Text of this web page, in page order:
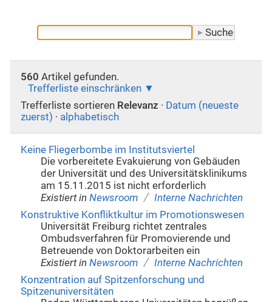
560 Artikel gefunden.
Trefferliste einschränken
Trefferliste sortieren Relevanz · Datum (neueste
zuerst) · alphabetisch
Keine Fliegerbombe im Institutsviertel
Die vorbereitete Evakuierung von Gebäuden
der Universität und des Universitätsklinikums
am 15.11.2015 ist nicht erforderlich
Existiert in Newsroom / Interne Nachrichten
Konstruktive Konfliktkultur im Promotionswesen
Universität Freiburg richtet zentrales
Ombudsverfahren für Promovierende und
Betreuende von Doktorarbeiten ein
Existiert in Newsroom / Interne Nachrichten
Konzentration auf Spitzenforschung und
Spitzenuniversitäten